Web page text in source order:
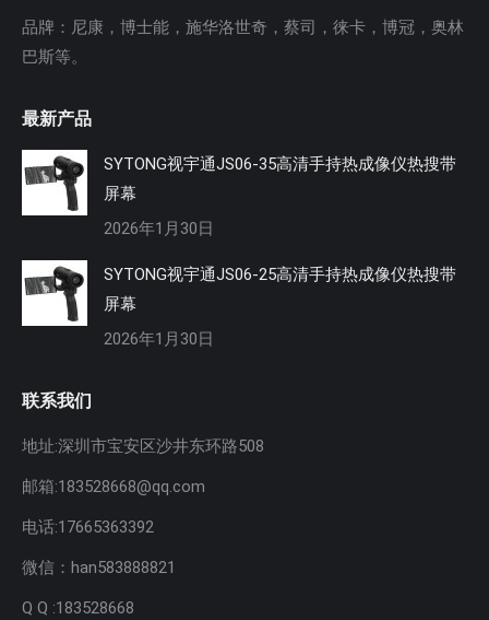
品牌：尼康，博士能，施华洛世奇，蔡司，徕卡，博冠，奥林
巴斯等。
最新产品
SYTONG视宇通JS06-35高清手持热成像仪热搜带
屏幕
2026年1月30日
SYTONG视宇通JS06-25高清手持热成像仪热搜带
屏幕
2026年1月30日
联系我们
地址:深圳市宝安区沙井东环路508
邮箱:183528668@qq.com
电话:17665363392
微信：han583888821
Q Q :183528668